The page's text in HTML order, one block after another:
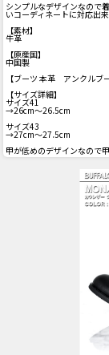
シンプルなデザインなので
いコーディネートに対応出
【素材】
牛革
【原産国】
中国製
【ブーツ 本革 アンクルブ
【サイズ詳細】
サイズ41
→26cm～26.5cm
サイズ43
→27cm～27.5cm
甲が低めのデザインなので